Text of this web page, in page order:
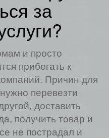
за
и просто
прибегать к
Причин для
перевезти
доставить
получить товар и
не пострадал и